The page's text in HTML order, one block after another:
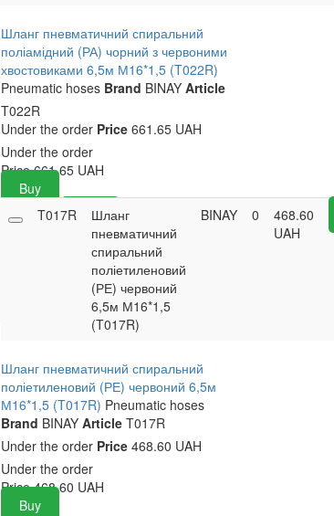
Шланг пневматичний спиральний
поліамідний (РА) чорний з червоними
хвостовиками 6,5м М16*1,5 (T022R)
Pneumatic hoses Brand BINAYArticle
T022R
Under the order Price 661.65 UAH
Under the order
Price 661.65 UAH
Buy
460.90
Buy
T017R
Шланг
пневматичний
спиральний
поліетиленовий
(РЕ) червоний
6,5м М16*1,5
(T017R)
BINAY 0
468.60
UAH
Шланг пневматичний спиральний
поліетиленовий (РЕ) червоний 6,5м
М16*1,5 (T017R) Pneumatic hoses
Brand BINAYArticle T017R
Under the order Price 468.60 UAH
Under the order
Price 468.60 UAH
Buy